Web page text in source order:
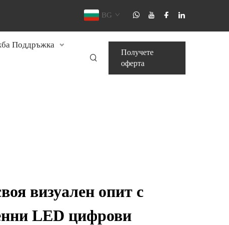
BG
Поддръжка
Получете
оферта
визуален опит с
LED цифрови